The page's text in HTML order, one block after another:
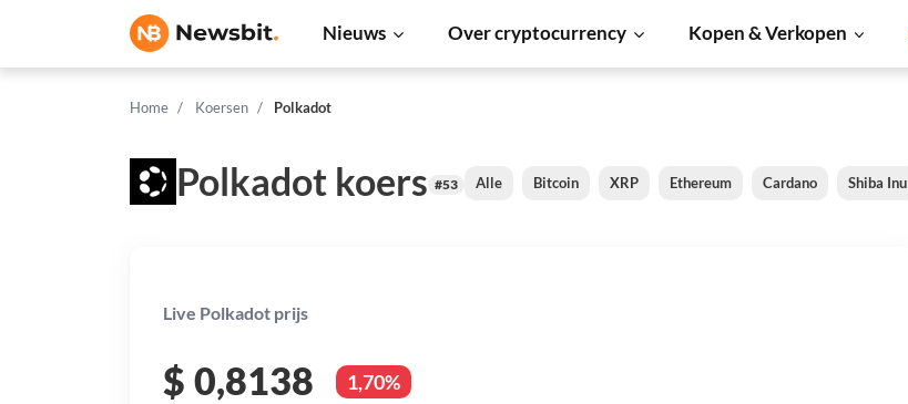
Nieuws Over cryptocurrency Kopen & Verkopen
Home Koersen Polkadot
Polkadot koers #53 Alle Bitcoin XRP Ethereum Cardano Shiba Inu
Live Polkadot prijs
$ 0,8138 1,70%